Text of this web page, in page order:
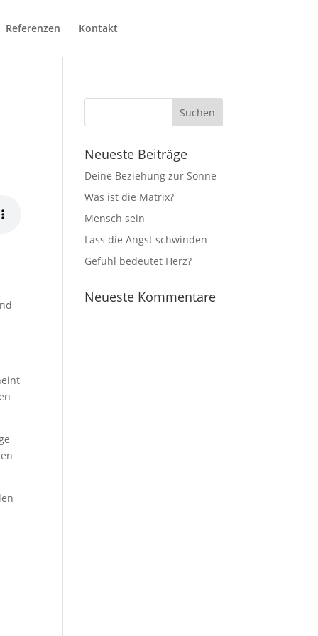
Referenzen Kontakt
Neueste Beiträge
Deine Beziehung zur Sonne
Was ist die Matrix?
Mensch sein
Lass die Angst schwinden
Gefühl bedeutet Herz?
Neueste Kommentare